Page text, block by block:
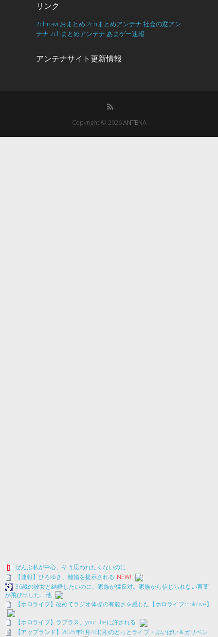
リンク
2chnavi おまとめ 2chまとめアンテナ 社会の窓アン
テナ 2chまとめアンテナ あまゲー速報
アンテナサイト更新情報
Copyright © 2026ANTENA
ぜんぶ私が中心、そう思われたくないのに
【速報】ひろゆき、離婚を提示される NEW!
36歳の彼女と結婚したいのに、家族が猛反対。家族から信じられない言葉
が飛び出した… 他
【ホロライブ】改めてラジオ体操の有能さを感じた【ホロライブ/hololive】
【ホロライブ】ラプラス、youtubeに許される
【アップランド】2025年8月4日(月)のどっとライブ・ぶいぱい＆ガリベン